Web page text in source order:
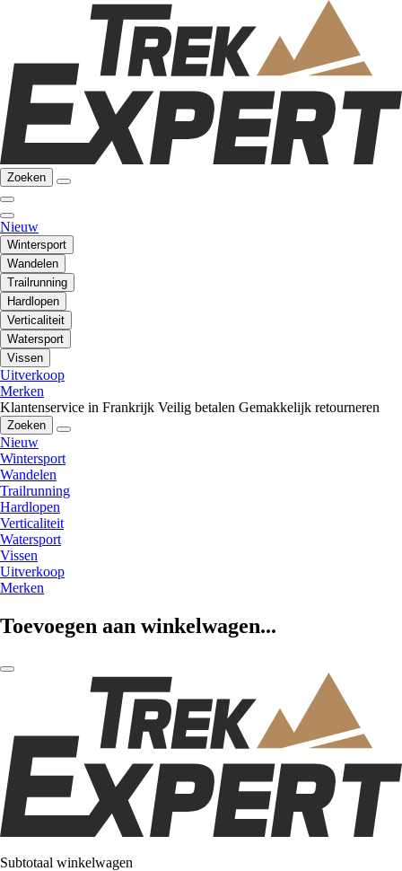
Zoeken
Nieuw
Wintersport
Wandelen
Trailrunning
Hardlopen
Verticaliteit
Watersport
Vissen
Uitverkoop
Merken
Klantenservice in Frankrijk Veilig betalen Gemakkelijk retourneren
Zoeken
Nieuw
Wintersport
Wandelen
Trailrunning
Hardlopen
Verticaliteit
Watersport
Vissen
Uitverkoop
Merken
Toevoegen aan winkelwagen...
Subtotaal winkelwagen